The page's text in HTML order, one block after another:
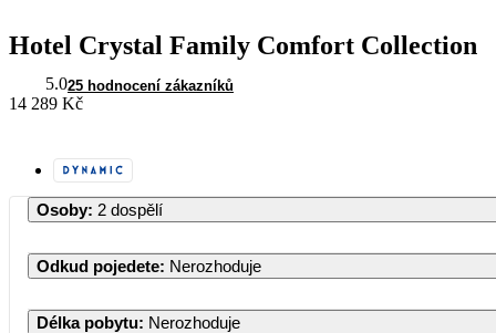
Hotel Crystal Family Comfort Collection
5.025 hodnocení zákazníků
14 289 Kč
Osoby: 2 dospělí
Odkud pojedete: Nerozhoduje
Délka pobytu: Nerozhoduje